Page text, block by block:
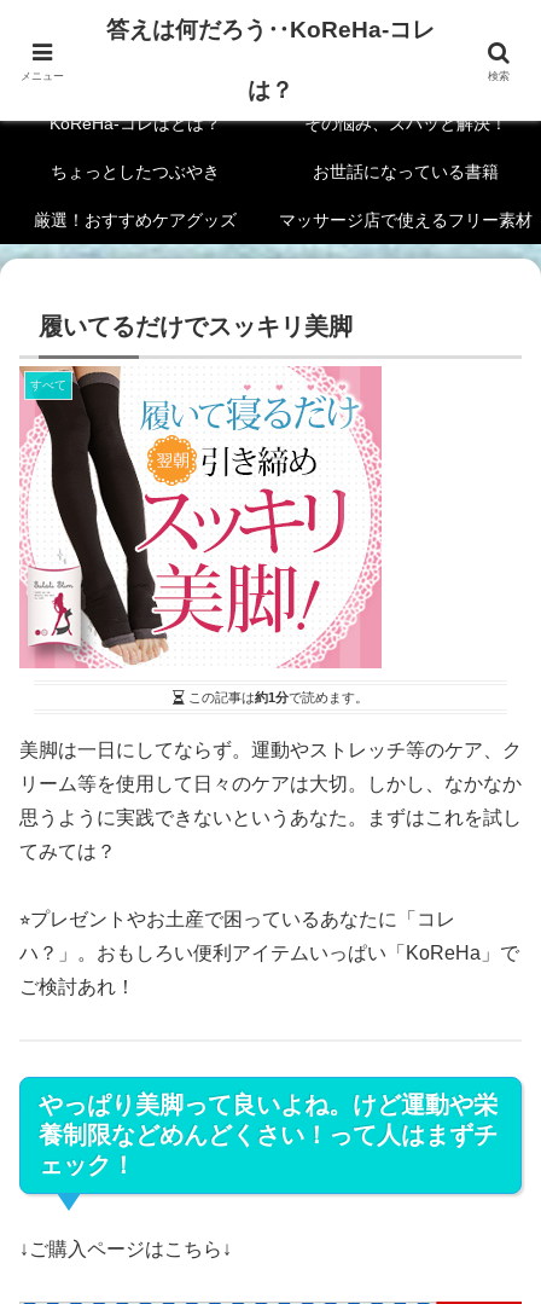
答えは何だろう‥KoReHa-コレは？
KoReHa-コレはとは？ その悩み、ズバッと解決！
ちょっとしたつぶやき お世話になっている書籍
厳選！おすすめケアグッズ マッサージ店で使えるフリー素材
履いてるだけでスッキリ美脚
すべて
この記事は約1分で読めます。
美脚は一日にしてならず。運動やストレッチ等のケア、ク
リーム等を使用して日々のケアは大切。しかし、なかなか
思うように実践できないというあなた。まずはこれを試し
てみては？
⭐︎プレゼントやお土産で困っているあなたに「コレ
ハ？」。おもしろい便利アイテムいっぱい「KoReHa」で
ご検討あれ！
やっぱり美脚って良いよね。けど運動や栄
養制限などめんどくさい！って人はまずチ
ェック！
↓ご購入ページはこちら↓
メニュー
答えは何だろう‥KoReHa-コレ
は？
検索